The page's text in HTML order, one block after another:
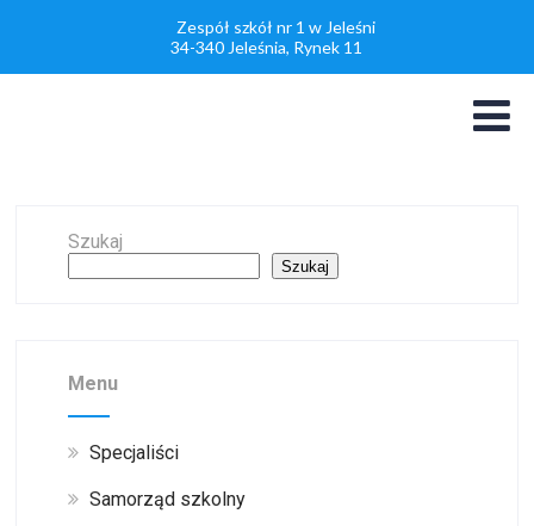
Zespół szkół nr 1 w Jeleśni
34-340 Jeleśnia, Rynek 11
Szukaj
Szukaj
Menu
Specjaliści
Samorząd szkolny